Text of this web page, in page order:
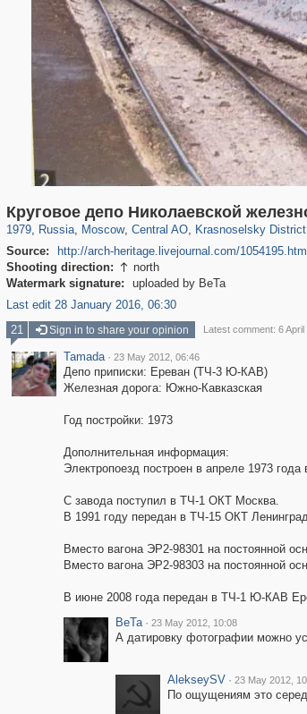
Круговое депо Николаевской
1979, Russia
1,406,929 29,248
, Moscow
319,861 8,286
, Central AO
160,009 5,916
, Krasnoselsky District
6,976 302
Source:
http://arch-heritage.livejournal.com/1054195.html
Shooting direction:  north
Watermark signature:
uploaded by BeTa
Last edit 28 January 2016, 06:30
21
Sign in to share your opinion Latest comment: 6
Tamada · 23 May 2012, 06:46
Депо приписки: Ереван (ТЧ-3 Ю-КАВ)
Железная дорога: Южно-Кавказская
Год постройки: 1973
Дополнительная информация:
Электропоезд построен в апреле 1973 года
С завода поступил в ТЧ-1 ОКТ Москва.
В 1991 году передан в ТЧ-15 ОКТ
Вместо вагона ЭР2-98301 на постоянной
Вместо вагона ЭР2-98303 на постоянной
В июне 2008 года передан в ТЧ-1 Ю-КАВ
BeTa · 23 May 2012, 10:08
А датировку фотографии можно
AlekseySV · 23 May 2012,
По ощущениям это